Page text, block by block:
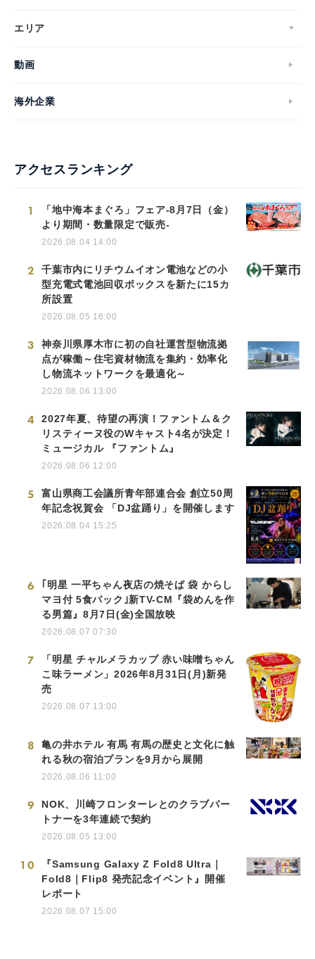
エリア
動画
海外企業
アクセスランキング
1
「地中海本まぐろ」フェア-8月7日（金）
より期間・数量限定で販売-
2026.08.04 14:00
2
千葉市内にリチウムイオン電池などの小
型充電式電池回収ボックスを新たに15カ
所設置
2026.08.05 16:00
3
神奈川県厚木市に初の自社運営型物流拠
点が稼働～住宅資材物流を集約・効率化
し物流ネットワークを最適化～
2026.08.06 13:00
4
2027年夏、待望の再演！ファントム＆ク
リスティーヌ役のWキャスト4名が決定！
ミュージカル 『ファントム』
2026.08.06 12:00
5
富山県商工会議所青年部連合会 創立50周
年記念祝賀会 「DJ盆踊り」を開催します
2026.08.04 15:25
6
｢明星 一平ちゃん夜店の焼そば 袋 からし
マヨ付 5食パック｣新TV-CM『袋めんを作
る男篇』8月7日(金)全国放映
2026.08.07 07:30
7
「明星 チャルメラカップ 赤い味噌ちゃん
こ味ラーメン」2026年8月31日(月)新発
売
2026.08.07 13:00
8
亀の井ホテル 有馬 有馬の歴史と文化に触
れる秋の宿泊プランを9月から展開
2026.08.06 11:00
9
NOK、川崎フロンターレとのクラブパー
トナーを3年連続で契約
2026.08.05 13:00
10
『Samsung Galaxy Z Fold8 Ultra｜
Fold8｜Flip8 発売記念イベント』開催
レポート
2026.08.07 15:00